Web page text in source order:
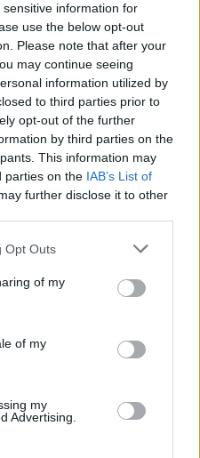
information for
use the below opt-out
Please note that after your
may continue seeing
information utilized by
to third parties prior to
opt-out of the further
by third parties on the
This information may
parties on the IAB’s List of
further disclose it to other
uses one or more Google
behaviour. You may click to
and its third-party tags to
purposes in below Google
Opt Outs
of my
of my
my
Advertising.
12/10. Komolyan.
jó, hogy nem
van teljesen, a
irreleváns ebben a
nem rossz és a másik 3
fent rajta.